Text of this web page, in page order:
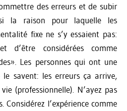
des erreurs et de subir
la raison pour laquelle les
fixe ne s’y essaient pas:
d’être considérées comme
Les personnes qui ont une
le savent: les erreurs ça arrive,
(professionnelle). N’ayez pas
Considérez l’expérience comme